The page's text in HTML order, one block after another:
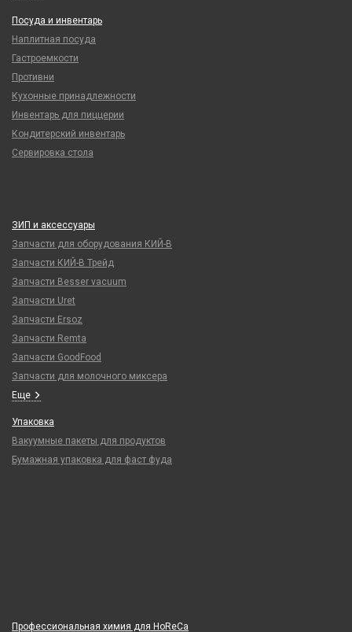
Посуда и инвентарь
Наплитная посуда
Гастроемкости
Противни
Кухонные принадлежности
Инвентарь для пиццерии
Кондитерский инвентарь
Сервировка стола
ЗИП и аксессуары
Запчасти для оборудования КИЙ-В
Запчасти КИЙ-В Трейд
Запчасти Besser vacuum
Запчасти Uret
Запчасти Ersoz
Запчасти Remta
Запчасти GoodFood
Запчасти для молочного миксера
Еще
Упаковка
Вакуумные пакеты для продуктов
Бумажная упаковка для фаст фуда
Профессиональная химия для HoReCa